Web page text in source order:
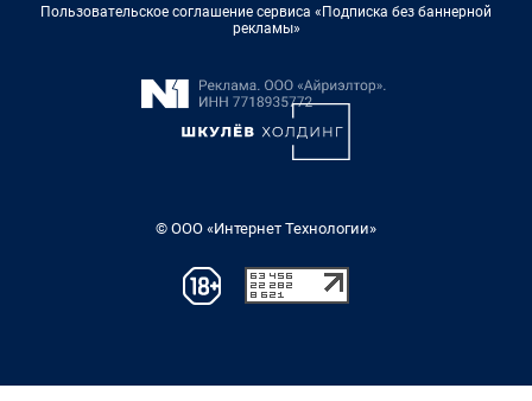
Пользовательское соглашение сервиса «Подписка без баннерной
рекламы»
© ООО «Интернет Технологии»